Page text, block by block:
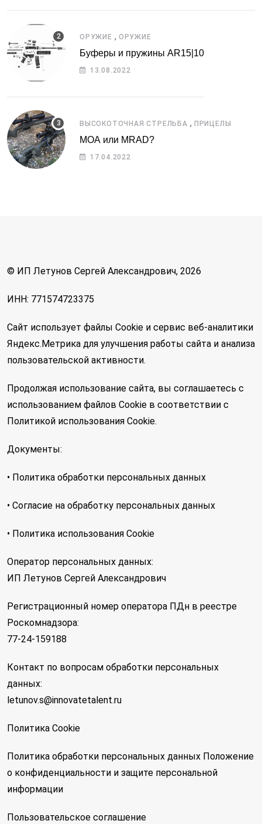
ОРУЖИЕ , ОРУЖИЕ
Буферы и пружины AR15|10
13.08.2022
ВЫСОКОТОЧНАЯ СТРЕЛЬБА , ПРИЦЕЛЫ
МОА или MRAD?
17.04.2022
© ИП Летунов Сергей Александрович, 2026
ИНН: 771574723375
Сайт использует файлы Cookie и сервис веб-аналитики
Яндекс.Метрика для улучшения работы сайта и анализа
пользовательской активности.
Продолжая использование сайта, вы соглашаетесь с
использованием файлов Cookie в соответствии с
Политикой использования Cookie.
Документы:
• Политика обработки персональных данных
• Согласие на обработку персональных данных
• Политика использования Cookie
Оператор персональных данных:
ИП Летунов Сергей Александрович
Регистрационный номер оператора ПДн в реестре
Роскомнадзора:
77-24-159188
Контакт по вопросам обработки персональных
данных:
letunov.s@innovatetalent.ru
Политика Cookie
Политика обработки персональных данных Положение
о конфиденциальности и защите персональной
информации
Пользовательское соглашение